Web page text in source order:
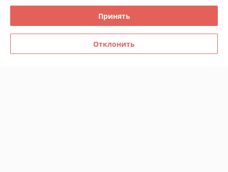
График работы
Политика обработки cookies
Принять
Отклонить